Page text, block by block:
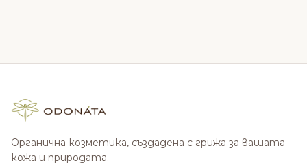
Органична козметика, създадена с грижа за вашата
кожа и природата.